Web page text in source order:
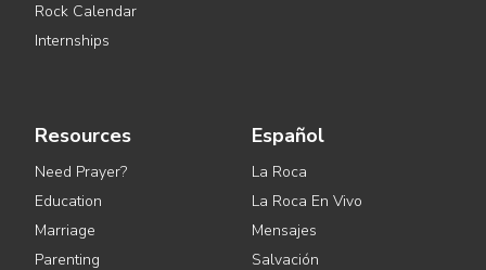
Rock Calendar
Internships
Resources
Need Prayer?
Education
Marriage
Parenting
Español
La Roca
La Roca En Vivo
Mensajes
Salvación